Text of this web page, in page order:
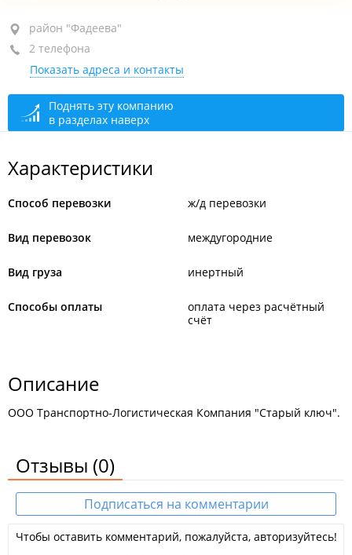
район "Фадеева", ул. Фадеева, 51В стр. 4
2-й этаж, оф. 15
+7 (423) 278-85-38
+7 (423) 278-85-36
сегодня закрыто
район "Фадеева"
2 телефона
Показать адреса и контакты
Поднять эту компанию
в разделах наверх
Характеристики
Способ перевозки ж/д перевозки
Вид перевозок междугородние
Вид груза инертный
Способы оплаты
оплата через расчётный
счёт
Описание
ООО Транспортно-Логистическая Компания "Старый ключ".
Отзывы (0)
Подписаться на комментарии
Чтобы оставить комментарий, пожалуйста, авторизуйтесь!